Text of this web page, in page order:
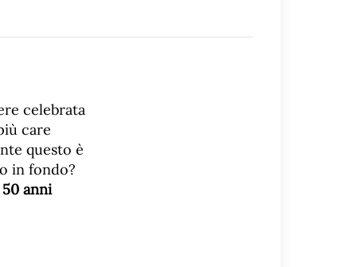
celebrata
care
questo è
in fondo?
anni